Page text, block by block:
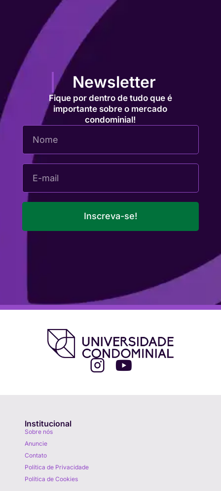
Newsletter
Fique por dentro de tudo que é
importante sobre o mercado
condominial!
Inscreva-se!
Institucional
Sobre nós
Anuncie
Contato
Política de Privacidade
Política de Cookies